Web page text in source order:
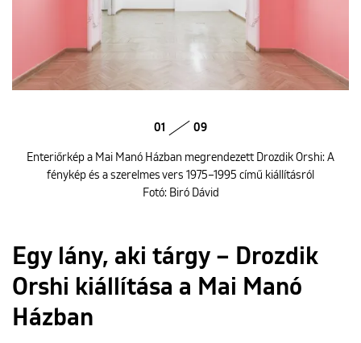
Esszé
01 09
Enteriőrkép a Mai Manó Házban megrendezett Drozdik Orshi: A
fénykép és a szerelmes vers 1975–1995 című kiállításról
Fotó: Biró Dávid
Egy lány, aki tárgy – Drozdik
Orshi kiállítása a Mai Manó
Házban